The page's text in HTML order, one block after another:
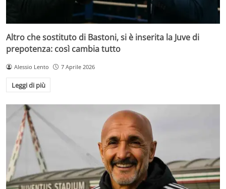
Altro che sostituto di Bastoni, si è inserita la Juve di
prepotenza: così cambia tutto
Alessio Lento 7 Aprile 2026
Leggi di più